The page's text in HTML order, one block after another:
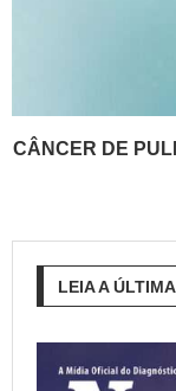
CÂNCER DE
LEIA A